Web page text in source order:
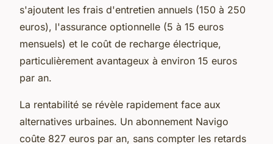
s'ajoutent les frais d'entretien annuels (150 à 250
euros), l'assurance optionnelle (5 à 15 euros
mensuels) et le coût de recharge électrique,
particulièrement avantageux à environ 15 euros
par an.
La rentabilité se révèle rapidement face aux
alternatives urbaines. Un abonnement Navigo
coûte 827 euros par an, sans compter les retards